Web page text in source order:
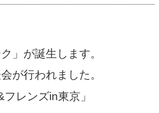
」が誕生します。
が行われました。
レンズin東京」